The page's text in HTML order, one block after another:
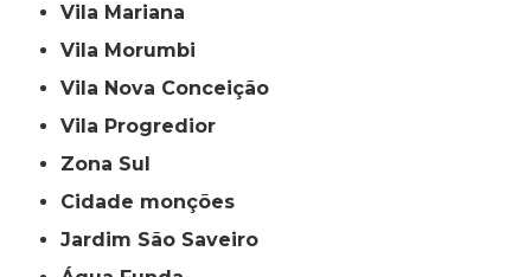
Vila Mariana
Vila Morumbi
Vila Nova Conceição
Vila Progredior
Zona Sul
cidade monções
jardim São Saveiro